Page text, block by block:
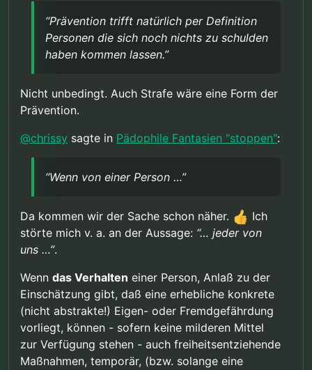
und damit auch für euch. Ist trotzdem natürlich
nur meine Meinung.
@nixdasagte inPädophile Fantasien "stoppen"
In der Politik, geht es aber nunmal nicht
Das ist leider richtig. Aber genau deshalb betone
ich ja so dass derartige Maßnahmen nur bei
Vorliegen von klaren und eindeutigen Beweisen
sehe.
erwiesenermaßen eine erhebliche Gefahr für
präventive Maßnahmen meiner Ansicht nach
gerechtfertigt. Aber die Beweise müssen auch
Prävention trifft natürlich per Definition Personen
die sich noch nichts zu schulden haben kommen
lassen. Eine Bombe wird entschärft sobald die
Gefahr erkannt wurde, nicht nachdem sie
explodiert ist.
Aber noch einmal, ich unterstelle nicht dass von
ganz im Gegenteil. Damit sind auch irgendwelche
Voraussetzungen können sie es sein.
“Prävention trifft natürlich per Definition
Personen die sich noch nichts zu schulden
haben kommen lassen.”
Nicht unbedingt. Auch Strafe wäre eine Form der
Prävention.
@chrissy sagte in Pädophile Fantasien "stoppen":
“Wenn von einer Person …”
Da kommen wir der Sache schon näher.
Ich
störte mich v. a. an der Aussage: “… jeder von
uns …”.
Wenn das Verhalten einer Person, Anlaß zu der
Einschätzung gibt, daß eine erhebliche konkrete
(nicht abstrakte!) Eigen- oder Fremdgefährdung
vorliegt, können - sofern keine milderen Mittel
zur Verfügung stehen - auch freiheitsentziehende
Maßnahmen, temporär, (bzw. solange eine